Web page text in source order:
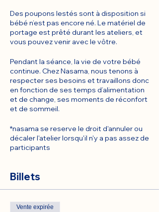
Des poupons lestés sont à disposition si
bébé n’est pas encore né. Le matériel de
portage est prêté durant les ateliers, et
vous pouvez venir avec le vôtre.
Pendant la séance, la vie de votre bébé
continue. Chez Nasama, nous tenons à
respecter ses besoins et travaillons donc
en fonction de ses temps d’alimentation
et de change, ses moments de réconfort
et de sommeil.
*nasama se reserve le droit d'annuler ou
décaler l'atelier lorsqu'il n'y a pas assez de
participants
Billets
Vente expirée